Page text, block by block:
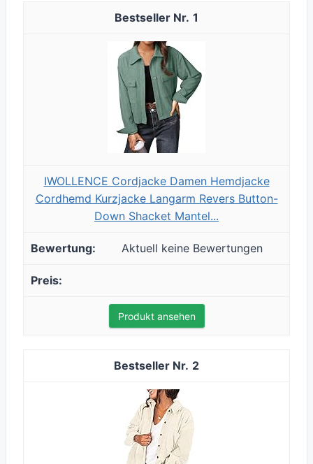
1
IWOLLENCE Cordjacke Damen Hemdjacke
Cordhemd Kurzjacke Langarm Revers Button-
Down Shacket Mantel...
Aktuell keine Bewertungen
Produkt ansehen
2